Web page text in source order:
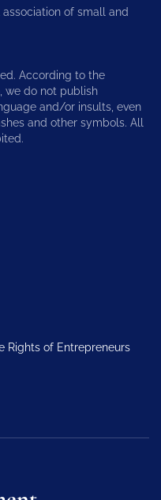
of small and
According to the
we do not publish
and/or insults, even
and other symbols. All
Rights of Entrepreneurs